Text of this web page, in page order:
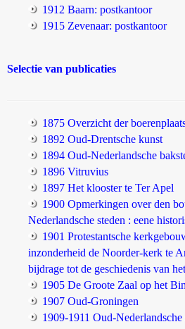
1912 Baarn: postkantoor
1915 Zevenaar: postkantoor
Selectie van publicaties
1875 Overzicht der
1892 Oud-Drentsche kunst
1894 Oud-Nederlandsche
1896 Vitruvius
1897 Het klooster te Ter Apel
1900 Opmerkingen over den
Nederlandsche steden : eene
1901 Protestantsche
inzonderheid de Noorder-kerk te
bijdrage tot de geschiedenis van
1905 De Groote Zaal op het
1907 Oud-Groningen
1909-1911 Oud-Nederlandsche